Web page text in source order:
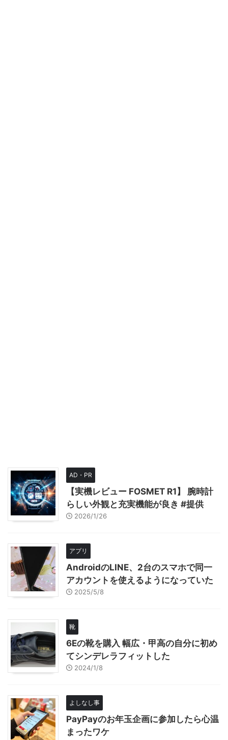
AD・PR
【実機レビュー FOSMET R1】 腕時計
らしい外観と充実機能が良き #提供
2026/1/26
アプリ
AndroidのLINE、2台のスマホで同一
アカウントを使えるようになっていた
2025/5/8
靴
6Eの靴を購入 幅広・甲高の自分に初め
てシンデレラフィットした
2024/1/8
よしなし事
PayPayのお年玉企画に参加したら心温
まったワケ